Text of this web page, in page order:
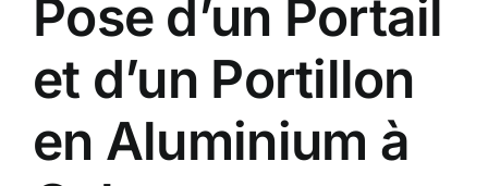
Pose d’un Portail
et d’un Portillon
en Aluminium à